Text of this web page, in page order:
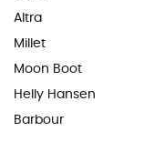
Altra
Millet
Moon Boot
Helly Hansen
Barbour